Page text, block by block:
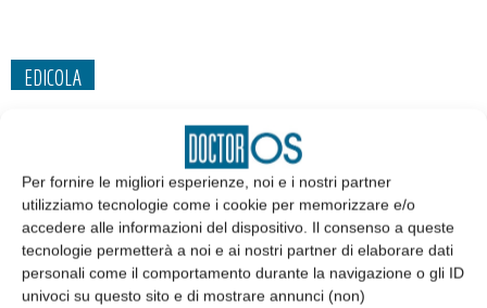
Per fornire le migliori esperienze, noi e i nostri partner
utilizziamo tecnologie come i cookie per memorizzare e/o
accedere alle informazioni del dispositivo. Il consenso a queste
tecnologie permetterà a noi e ai nostri partner di elaborare dati
personali come il comportamento durante la navigazione o gli ID
univoci su questo sito e di mostrare annunci (non)
EDICOLA